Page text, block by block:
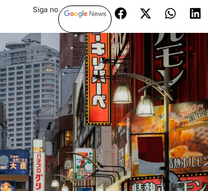
Siga no